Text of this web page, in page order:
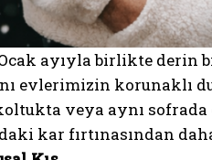
ayıyla birlikte derin
evlerimizin korunaklı
veya aynı sofrada
kar fırtınasından